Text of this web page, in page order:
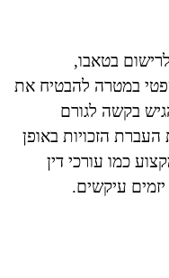
בטאבו,
במטרה להבטיח את
בקשה לגורם
הזכויות באופן
כמו עורכי דין
עיקשים.